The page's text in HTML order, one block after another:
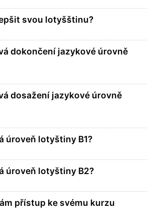
svou lotyšštinu?
dokončení jazykové úrovně
dosažení jazykové úrovně
úroveň lotyštiny B1?
úroveň lotyštiny B2?
přístup ke svému kurzu